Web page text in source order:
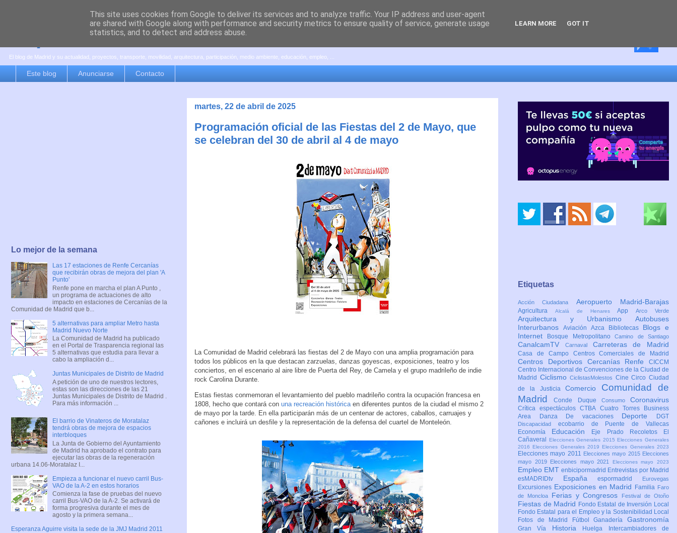
es por madrid
El blog de Madrid y su actualidad, proyectos, transporte, movilidad, arquitectura, participación, medio ambiente, educación, empleo, ...
Este blog Anunciarse Contacto
martes, 22 de abril de 2025
Programación oficial de las Fiestas del 2 de Mayo, que
se celebran del 30 de abril al 4 de mayo
La Comunidad de Madrid celebrará las fiestas del 2 de Mayo con una amplia programación para
todos los públicos en la que destacan zarzuelas, danzas goyescas, exposiciones, teatro y los
conciertos, en el escenario al aire libre de Puerta del Rey, de Camela y el grupo madrileño de indie
rock Carolina Durante.
Estas fiestas conmemoran el levantamiento del pueblo madrileño contra la ocupación francesa en
1808, hecho que contará con una recreación histórica en diferentes puntos de la ciudad el mismo 2
de mayo por la tarde. En ella participarán más de un centenar de actores, caballos, carruajes y
cañones e incluirá un desfile y la representación de la defensa del cuartel de Monteleón.
Lo mejor de la semana
Las 17 estaciones de Renfe Cercanías
que recibirán obras de mejora del plan 'A
Punto'
Renfe pone en marcha el plan A Punto ,
un programa de actuaciones de alto
impacto en estaciones de Cercanías de la
Comunidad de Madrid que b...
5 alternativas para ampliar Metro hasta
Madrid Nuevo Norte
La Comunidad de Madrid ha publicado
en el Portal de Trasparencia regional las
5 alternativas que estudia para llevar a
cabo la ampliación d...
Juntas Municipales de Distrito de Madrid
A petición de uno de nuestros lectores,
estas son las direcciones de las 21
Juntas Municipales de Distrito de Madrid .
Para más información ...
El barrio de Vinateros de Moratalaz
tendrá obras de mejora de espacios
interbloques
La Junta de Gobierno del Ayuntamiento
de Madrid ha aprobado el contrato para
ejecutar las obras de la regeneración
urbana 14.06-Moratalaz I...
Empieza a funcionar el nuevo carril Bus-
VAO de la A-2 en estos horarios
Comienza la fase de pruebas del nuevo
carril Bus-VAO de la A-2. Se activará de
forma progresiva durante el mes de
agosto y la primera semana...
Esperanza Aguirre visita la sede de la JMJ Madrid 2011
Etiquetas
Acción Ciudadana Aeropuerto Madrid-Barajas
Agricultura Alcalá de HenaresAppArco Verde
Arquitectura y Urbanismo Autobuses
Interurbanos Aviación Azca Bibliotecas Blogs e
Internet
Bosque MetropolitanoCamino de Santiago
CanalcamTV Carnaval Carreteras de Madrid
Casa de Campo Centros Comerciales de Madrid
Centros Deportivos Cercanías Renfe CICCM
Centro Internacional de Convenciones de la Ciudad de
Madrid CiclismoCiclistasMolestos CineCircoCiudad
de la JusticiaComercio Comunidad de
MadridConde Duque Consumo Coronavirus
Crítica espectáculosCTBA Cuatro Torres Business
Area
Danza De vacaciones Deporte DGT
Discapacidad ecobarrio de Puente de Vallecas
Economía Educación Eje Prado Recoletos
El
Cañaveral
Elecciones Generales 2015 Elecciones Generales
2016 Elecciones Generales 2019 Elecciones Generales 2023
Elecciones mayo 2011 Elecciones mayo 2015 Elecciones
mayo 2019
Elecciones mayo 2021 Elecciones mayo 2023
Empleo EMT enbicipormadrid Entrevistas por Madrid
esMADRIDtv Españaespormadrid Eurovegas
Excursiones Exposiciones en Madrid Familia Faro
de Moncloa
Ferias y Congresos Festival de Otoño
Fiestas de Madrid Fondo Estatal de Inversión Local
Fondo Estatal para el Empleo y la Sostenibilidad Local
Fotos de Madrid
FútbolGanaderíaGastronomía
Gran Vía Historia Huelga
Intercambiadores de
This site uses cookies from Google to deliver its services and to analyze traffic. Your IP address and user-agent
are shared with Google along with performance and security metrics to ensure quality of service, generate usage
statistics, and to detect and address abuse.
LEARN MORE GOT IT